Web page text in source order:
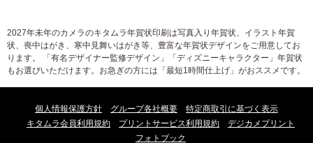
2027年未年のカメラのキタムラ年賀状印刷は写真入り年賀状、イラスト年賀
状、喪中はがき、寒中見舞いはがき等、豊富な年賀状デザインをご用意してお
ります。 「有名デザイナー監修デザイン」「ディズニーキャラクター」年賀状
もお選びいただけます。お急ぎの方には「最短1時間仕上げ」がおススメです。
個人情報保護方針 グループ各社概要
特定商取引に基づく表示
キタムラ会員利用規約
プリントサービス利用規約
デジカメプリント
フォトブック